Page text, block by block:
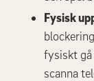
Fysisk
fysiskt gå
scanna